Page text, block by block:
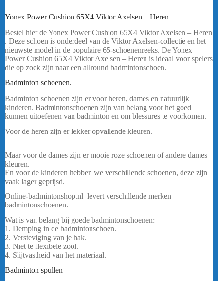
Yonex Power Cushion 65X4 Viktor Axelsen – Heren
Bestel hier de Yonex Power Cushion 65X4 Viktor Axelsen – Heren
. Deze schoen is onderdeel van de Viktor Axelsen-collectie en het
nieuwste model in de populaire 65-schoenenreeks. De Yonex
Power Cushion 65X4 Viktor Axelsen – Heren is ideaal voor spelers
die op zoek zijn naar een allround badmintonschoen.
Badminton schoenen.
Badminton schoenen zijn er voor heren, dames en natuurlijk
kinderen. Badmintonschoenen zijn van belang voor het goed
kunnen uitoefenen van badminton en om blessures te voorkomen.
Voor de heren zijn er lekker opvallende kleuren.
Maar voor de dames zijn er mooie roze schoenen of andere dames
kleuren.
En voor de kinderen hebben we verschillende schoenen, deze zijn
vaak lager geprijsd.
Online-badmintonshop.nl levert verschillende merken
badmintonschoenen.
Wat is van belang bij goede badmintonschoenen:
1. Demping in de badmintonschoen.
2. Versteviging van je hak.
3. Niet te flexibele zool.
4. Slijtvastheid van het materiaal.
Badminton spullen